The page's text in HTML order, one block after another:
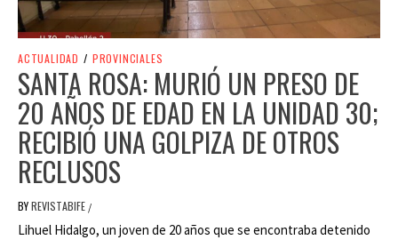
ACTUALIDAD / PROVINCIALES
SANTA ROSA: MURIÓ UN PRESO DE
20 AÑOS DE EDAD EN LA UNIDAD 30;
RECIBIÓ UNA GOLPIZA DE OTROS
RECLUSOS
BYREVISTABIFE /
Lihuel Hidalgo, un joven de 20 años que se encontraba detenido